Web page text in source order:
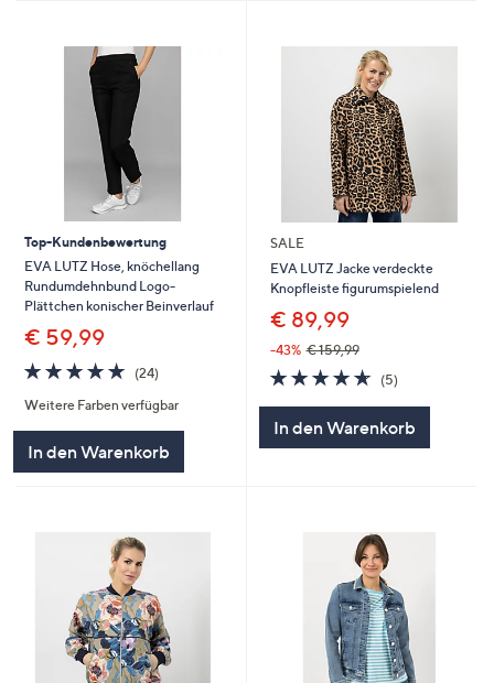
Top-Kundenbewertung
EVA LUTZ Hose, knöchellang
Rundumdehnbund Logo-
Plättchen konischer Beinverlauf
€ 59,99
4.7
von
5
(24)
Weitere Farben verfügbar
In den Warenkorb
SALE
EVA LUTZ Jacke verdeckte
Knopfleiste figurumspielend
€ 89,99
-43% € 159,99
4.6
von
(5)
In den Warenkorb